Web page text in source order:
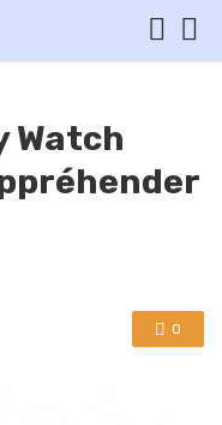
Watch
0